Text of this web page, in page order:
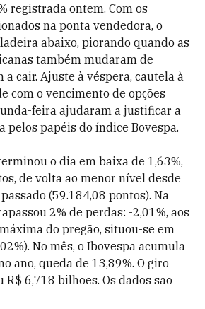
registrada ontem. Com os
na ponta vendedora, o
abaixo, piorando quando as
também mudaram de
a cair. Ajuste à véspera, cautela à
com o vencimento de opções
feira ajudaram a justificar a
pelos papéis do índice Bovespa.
o dia em baixa de 1,63%,
de volta ao menor nível desde
(59.184,08 pontos). Na
2% de perdas: -2,01%, aos
do pregão, situou-se em
No mês, o Ibovespa acumula
ano, queda de 13,89%. O giro
6,718 bilhões. Os dados são